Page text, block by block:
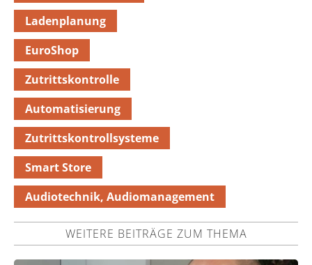
Ladenplanung
EuroShop
Zutrittskontrolle
Automatisierung
Zutrittskontrollsysteme
Smart Store
Audiotechnik, Audiomanagement
WEITERE BEITRÄGE ZUM THEMA